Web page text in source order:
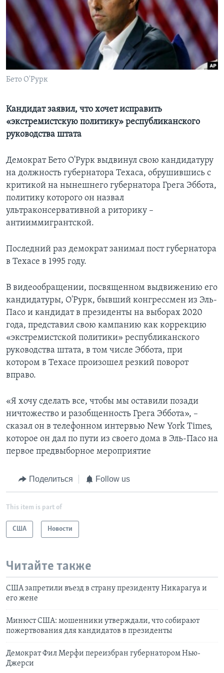
Learning English
СОЦИАЛЬНЫЕ СЕТИ
Бето О'Рурк
Кандидат заявил, что хочет исправить
«экстремистскую политику» республиканского
руководства штата
Демократ Бето О'Рурк выдвинул свою кандидатуру
на должность губернатора Техаса, обрушившись с
критикой на нынешнего губернатора Грега Эббота,
политику которого он назвал
ультраконсервативной а риторику –
антииммигрантской.
Последний раз демократ занимал пост губернатора
в Техасе в 1995 году.
В видеообращении, посвященном выдвижению его
кандидатуры, О'Рурк, бывший конгрессмен из Эль-
Пасо и кандидат в президенты на выборах 2020
года, представил свою кампанию как коррекцию
«экстремистской политики» республиканского
руководства штата, в том числе Эббота, при
котором в Техасе произошел резкий поворот
вправо.
«Я хочу сделать все, чтобы мы оставили позади
ничтожество и разобщенность Грега Эббота», –
сказал он в телефонном интервью New York Times,
которое он дал по пути из своего дома в Эль-Пасо на
первое предвыборное мероприятие
Поделиться Follow us
This item is part of
США Новости
Читайте также
США запретили въезд в страну президенту Никарагуа и
его жене
Минюст США: мошенники утверждали, что собирают
пожертвования для кандидатов в президенты
Демократ Фил Мерфи переизбран губернатором Нью-
Джерси